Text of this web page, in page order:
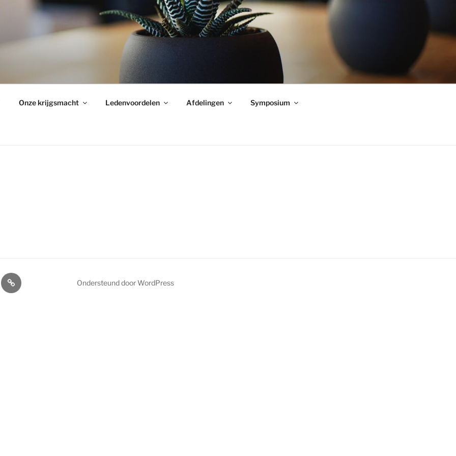
Onze krijgsmacht Ledenvoordelen Afdelingen Symposium
Afdelingen Ondersteund door WordPress